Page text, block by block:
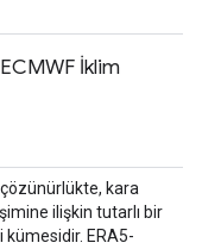
İklim
çözünürlükte, kara
ilişkin tutarlı bir
ERA5-